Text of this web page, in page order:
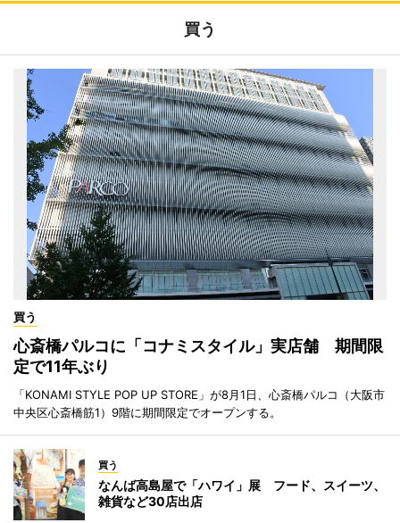
買う
買う
心斎橋パルコに「コナミスタイル」実店舗 期間限
定で11年ぶり
「KONAMI STYLE POP UP STORE」が8月1日、心斎橋パルコ（大阪市
中央区心斎橋筋1）9階に期間限定でオープンする。
買う
なんば高島屋で「ハワイ」展 フード、スイーツ、
雑貨など30店出店